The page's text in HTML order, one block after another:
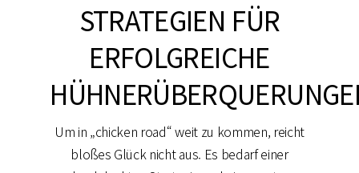
STRATEGIEN FÜR
ERFOLGREICHE
Um in „chicken road“ weit zu kommen, reicht
bloßes Glück nicht aus. Es bedarf einer